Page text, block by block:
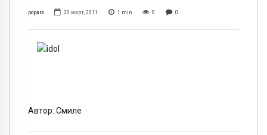
popara 30 март, 2011 1 min 0 0
Автор: Смиле